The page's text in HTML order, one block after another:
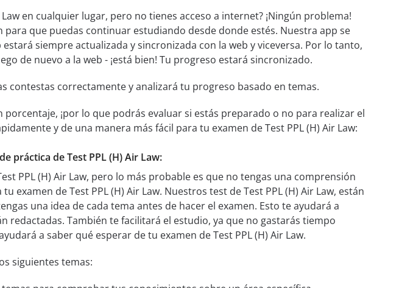
en cualquier lugar, pero no tienes acceso a internet? ¡Ningún problema!
que puedas continuar estudiando desde donde estés. Nuestra app se
siempre actualizada y sincronizada con la web y viceversa. Por lo tanto,
de nuevo a la web - ¡está bien! Tu progreso estará sincronizado.
contestas correctamente y analizará tu progreso basado en temas.
¡por lo que podrás evaluar si estás preparado o no para realizar el
y de una manera más fácil para tu examen de Test PPL (H) Air Law:
práctica de Test PPL (H) Air Law:
PPL (H) Air Law, pero lo más probable es que no tengas una comprensión
examen de Test PPL (H) Air Law. Nuestros test de Test PPL (H) Air Law, están
una idea de cada tema antes de hacer el examen. Esto te ayudará a
También te facilitará el estudio, ya que no gastarás tiempo
a saber qué esperar de tu examen de Test PPL (H) Air Law.
siguientes temas: